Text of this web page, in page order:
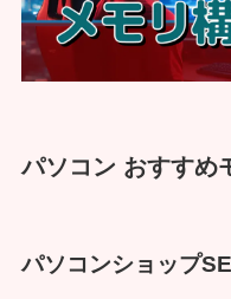
パソコン おすすめ
パソコンショップ